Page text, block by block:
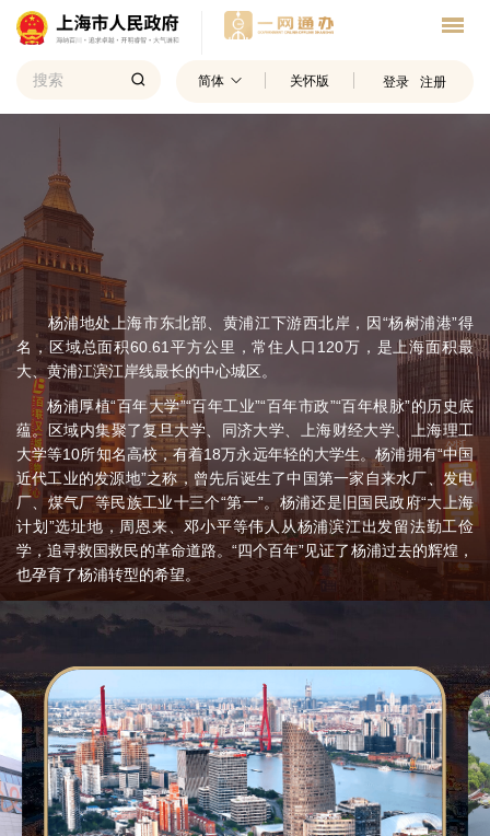
简体 关怀版 登录 注册
杨浦地处上海市东北部、黄浦江下游西北岸，因“杨树浦港”得
名，区域总面积60.61平方公里，常住人口120万，是上海面积最
大、黄浦江滨江岸线最长的中心城区。
杨浦厚植“百年大学”“百年工业”“百年市政”“百年根脉”的历史底
蕴。区域内集聚了复旦大学、同济大学、上海财经大学、上海理工
大学等10所知名高校，有着18万永远年轻的大学生。杨浦拥有“中国
近代工业的发源地”之称，曾先后诞生了中国第一家自来水厂、发电
厂、煤气厂等民族工业十三个“第一”。杨浦还是旧国民政府“大上海
计划”选址地，周恩来、邓小平等伟人从杨浦滨江出发留法勤工俭
学，追寻救国救民的革命道路。“四个百年”见证了杨浦过去的辉煌，
也孕育了杨浦转型的希望。
本世纪初，市委、市政府作出建设杨浦知识创新区的战略决
策。多年来，杨浦坚持大学校区、科技园区、公共社区“三区联动”，
式，走出了从“工业杨浦”到“知识杨浦”、“创新杨浦”的转型之路。
2019年11月，习近平总书记亲临杨浦滨江视察调研，充分肯定杨浦
把“工业锈带”变成“生活秀带”的做法，提出“人民城市人民建，人民城
市为人民”重要理念。2024年，习近平总书记给杨浦区“老杨树宣讲
汇”全体同志亲切回信，提出“共建和谐美丽城市，共创幸福美好生
活”的殷切嘱托。今天的杨浦，正深入学习贯彻习近平总书记重要讲
话和重要指示精神，奋力打造人民城市最佳实践地。